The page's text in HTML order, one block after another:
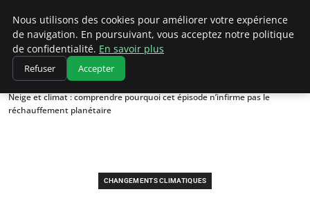
Climatedebtagents
Accueil
Changements climatiques
Neige et climat : comprendre pourquoi cet épisode n’infirme pas le
réchauffement planétaire
CHANGEMENTS CLIMATIQUES
Nous utilisons des cookies pour améliorer votre expérience
de navigation. En poursuivant, vous acceptez notre politique
de confidentialité. En savoir plus
Refuser Accepter